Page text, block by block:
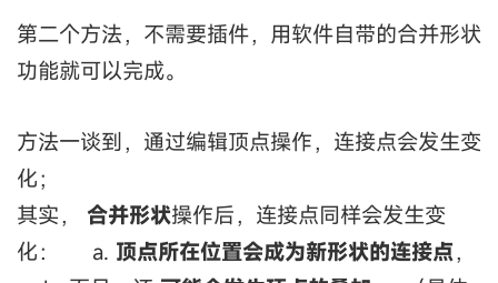
第二个方法，不需要插件，用软件自带的合并形状
功能就可以完成。
方法一谈到，通过编辑顶点操作，连接点会发生变
化；
其实， 合并形状操作后，连接点同样会发生变
化： a. 顶点所在位置会成为新形状的连接点，